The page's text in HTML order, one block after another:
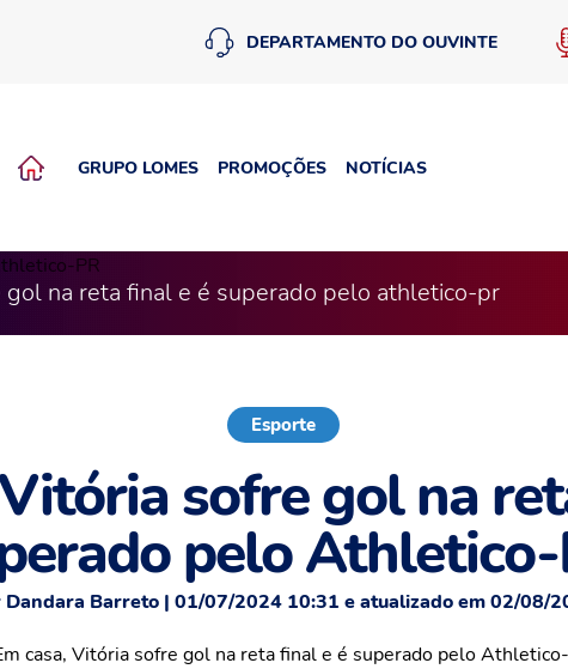
DEPARTAMENTO DO OUVINTE
GRUPO LOMES PROMOÇÕES NOTÍCIAS
gol na reta final e é superado pelo athletico-pr
Esporte
sofre gol na
pelo
Dandara Barreto | 01/07/2024 10:31 e atualizado em 02/08/